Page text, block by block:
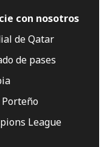
con nosotros
de Qatar
de pases
League